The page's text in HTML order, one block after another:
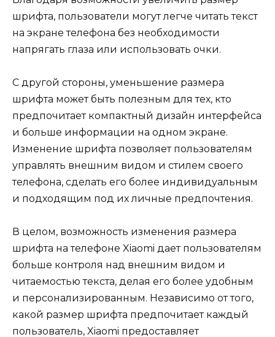
шрифта, пользователи могут легче читать текст
на экране телефона без необходимости
напрягать глаза или использовать очки.
С другой стороны, уменьшение размера
шрифта может быть полезным для тех, кто
предпочитает компактный дизайн интерфейса
и больше информации на одном экране.
Изменение шрифта позволяет пользователям
управлять внешним видом и стилем своего
телефона, сделать его более индивидуальным
и подходящим под их личные предпочтения.
В целом, возможность изменения размера
шрифта на телефоне Xiaomi дает пользователям
больше контроля над внешним видом и
читаемостью текста, делая его более удобным
и персонализированным. Независимо от того,
какой размер шрифта предпочитает каждый
пользователь, Xiaomi предоставляет